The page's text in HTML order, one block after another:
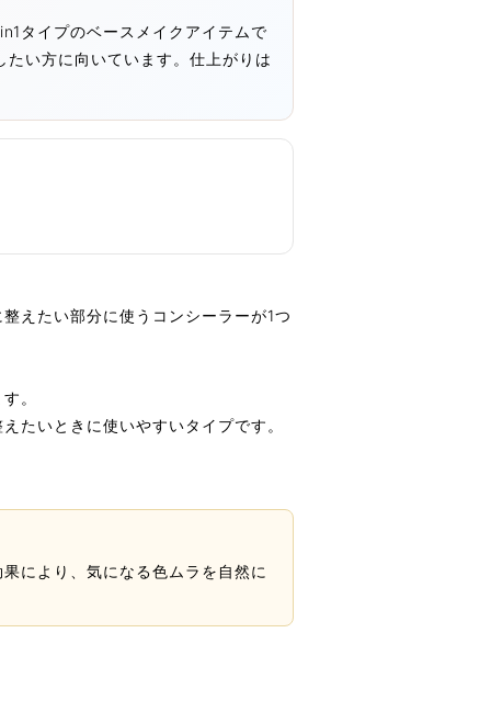
タイプのベースメイクアイテムで
い方に向いています。仕上がりは
えたい部分に使うコンシーラーが1つ
。
たいときに使いやすいタイプです。
により、気になる色ムラを自然に